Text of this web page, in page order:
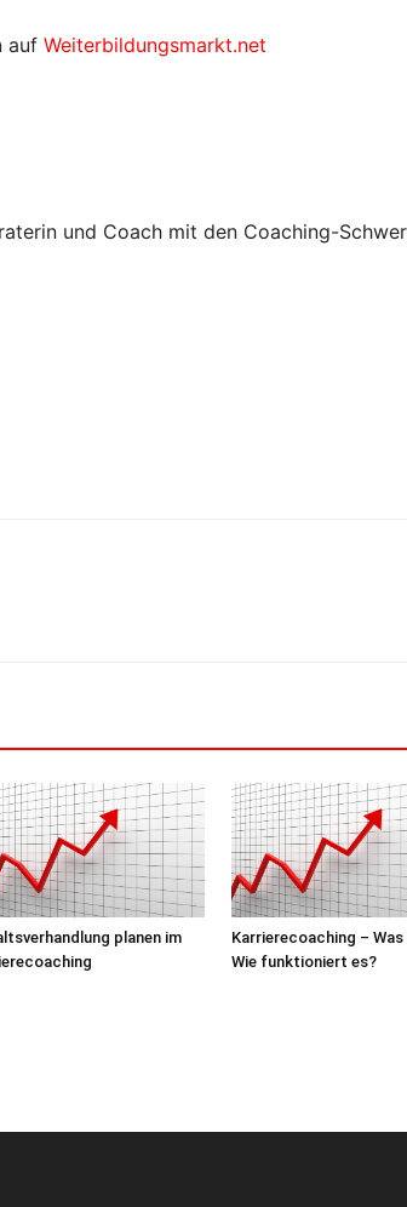
auf Weiterbildungsmarkt.net
und Coach mit den Coaching-
planen im
Karrierecoaching –
Wie funktioniert es?